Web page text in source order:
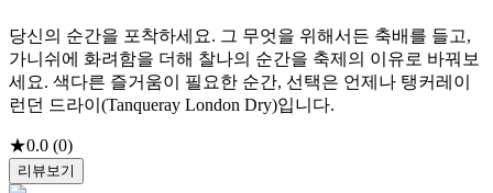
당신의 순간을 포착하세요. 그 무엇을 위해서든 축배를 들고,
가니쉬에 화려함을 더해 찰나의 순간을 축제의 이유로 바꿔보
세요. 색다른 즐거움이 필요한 순간, 선택은 언제나 탱커레이
런던 드라이(Tanqueray London Dry)입니다.
★0.0 (0)
리뷰보기